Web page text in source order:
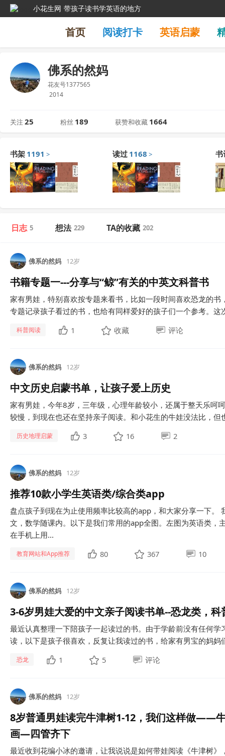
小花生网 带孩子读书学英语的地方
首页 阅读打卡 英语启蒙
佛系的然妈
花友号1377565
2014
关注 25 粉丝 189 获赞和收藏 1664
书架 1191 > 读过 1168 > 书
日志 5 想法 229 TA的收藏 202
佛系的然妈 12岁
书籍专题一---分享与“鲸”有关的中英文科普书
家有男娃，特别喜欢按专题来看书，比如一段时间喜欢恐龙的
专题记录孩子看过的书，也给有同样爱好的孩子们一个参考。
科普阅读 1 收藏 评论
佛系的然妈 12岁
中文历史启蒙书单，让孩子爱上历史
家有男娃，今年8岁，三年级，心理年龄较小，还属于整天乐呵
较慢，到现在也还在坚持亲子阅读。和小花生的牛娃没法比，
历史地理启蒙 3 16 2
佛系的然妈 12岁
推荐10款小学生英语类/综合类app
盘点孩子到现在为止使用频率比较高的app，和大家分享一下。
文，数学随课内。以下是我们常用的app全图。左图为英语类，
在手机上用...
教育网站和App推荐 80 367 10
佛系的然妈 12岁
3-6岁男娃大爱的中文亲子阅读书单--恐龙类，科
最近认真整理一下陪孩子一起读过的书。由于学龄前没有任何
读，以下是孩子很喜欢，反复让我读过的书，给家有男宝的妈
恐龙 1 5 评论
佛系的然妈 12岁
8岁普通男娃读完牛津树1-12，我们这样做——
画—四管齐下
最近收到花编小冰的邀请，让我说说是如何带娃阅读《牛津树